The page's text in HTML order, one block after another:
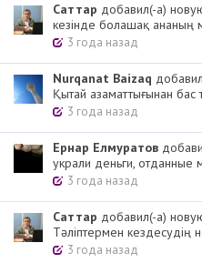
Cаттар добавил(-а) новую
кезінде болашақ ананың
3 года назад
Nurqanat Baizaq
Қытай азаматтығынан бас
3 года назад
Ернар Елмуратов
украли деньги, отданные
3 года назад
Cаттар добавил(-а)
Тәліптермен кездесудің
3 года назад